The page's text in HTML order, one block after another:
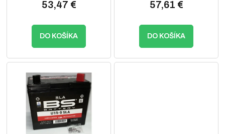
53,47 €
DO KOŠÍKA
57,61 €
DO KOŠÍKA